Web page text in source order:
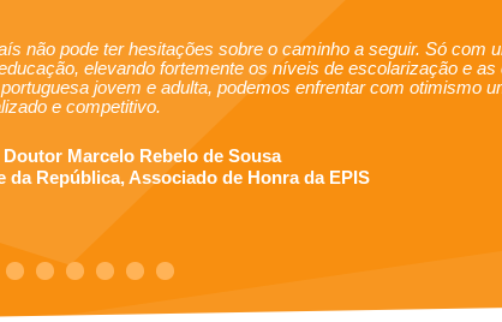
não pode ter hesitações sobre o caminho a seguir. Só com
elevando fortemente os níveis de escolarização e
jovem e adulta, podemos enfrentar com otimismo
e competitivo.
Marcelo Rebelo de Sousa
da República, Associado de Honra da EPIS